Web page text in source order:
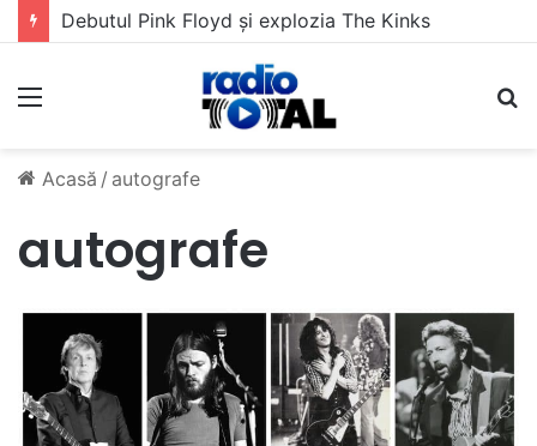
Debutul Pink Floyd și explozia The Kinks
Meniu
Acasă / autografe
autografe